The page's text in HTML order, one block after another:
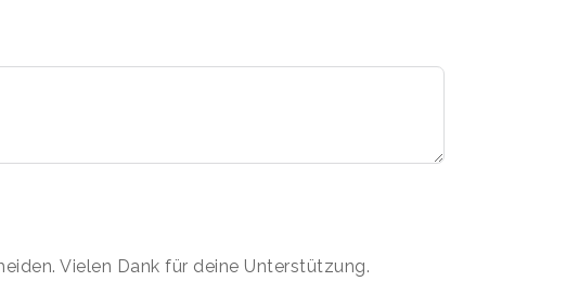
Vielen Dank für deine Unterstützung.